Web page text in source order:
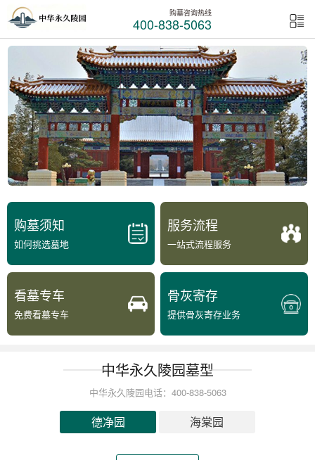
购墓咨询热线
400-838-5063
购墓须知
如何挑选墓地
服务流程
一站式流程服务
看墓专车
免费看墓专车
骨灰寄存
提供骨灰寄存业务
中华永久陵园墓型
中华永久陵园电话：400-838-5063
德净园 海棠园